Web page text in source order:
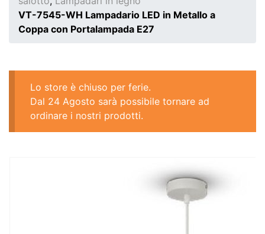
VT-7545-WH Lampadario LED in Metallo a
Coppa con Portalampada E27
Lo store è chiuso per ferie.
Dal 24 Agosto sarà possibile tornare ad
ordinare i nostri prodotti.